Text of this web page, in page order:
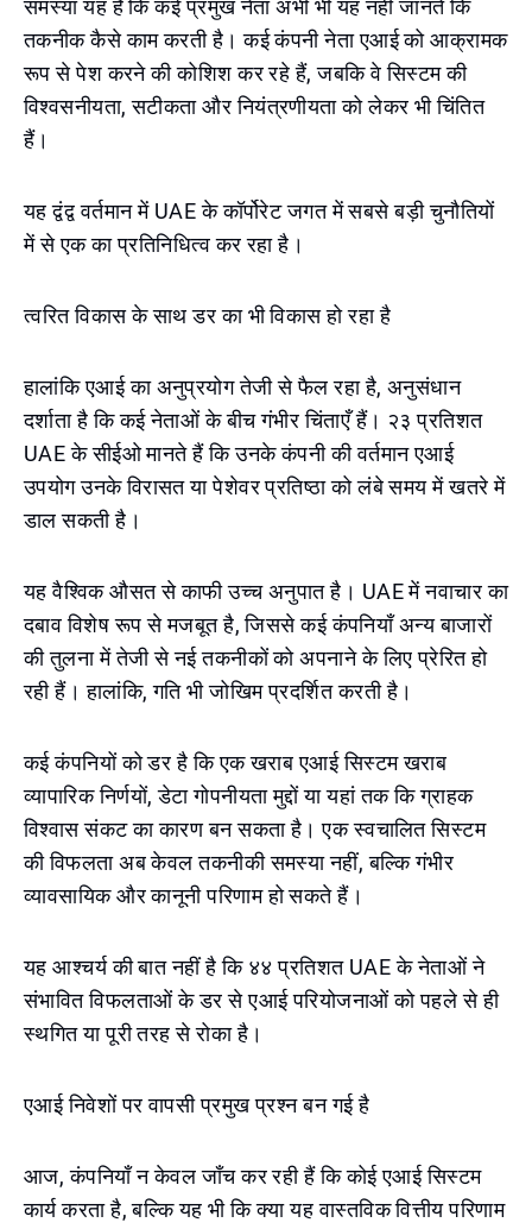
समस्या यह है कि कई प्रमुख नेता अभी भी यह नहीं जानते कि
तकनीक कैसे काम करती है। कई कंपनी नेता एआई को आक्रामक
रूप से पेश करने की कोशिश कर रहे हैं, जबकि वे सिस्टम की
विश्वसनीयता, सटीकता और नियंत्रणीयता को लेकर भी चिंतित
हैं।
यह द्वंद्व वर्तमान में UAE के कॉर्पोरेट जगत में सबसे बड़ी चुनौतियों
में से एक का प्रतिनिधित्व कर रहा है।
त्वरित विकास के साथ डर का भी विकास हो रहा है
हालांकि एआई का अनुप्रयोग तेजी से फैल रहा है, अनुसंधान
दर्शाता है कि कई नेताओं के बीच गंभीर चिंताएँ हैं। २३ प्रतिशत
UAE के सीईओ मानते हैं कि उनके कंपनी की वर्तमान एआई
उपयोग उनके विरासत या पेशेवर प्रतिष्ठा को लंबे समय में खतरे में
डाल सकती है।
यह वैश्विक औसत से काफी उच्च अनुपात है। UAE में नवाचार का
दबाव विशेष रूप से मजबूत है, जिससे कई कंपनियाँ अन्य बाजारों
की तुलना में तेजी से नई तकनीकों को अपनाने के लिए प्रेरित हो
रही हैं। हालांकि, गति भी जोखिम प्रदर्शित करती है।
कई कंपनियों को डर है कि एक खराब एआई सिस्टम खराब
व्यापारिक निर्णयों, डेटा गोपनीयता मुद्दों या यहां तक कि ग्राहक
विश्वास संकट का कारण बन सकता है। एक स्वचालित सिस्टम
की विफलता अब केवल तकनीकी समस्या नहीं, बल्कि गंभीर
व्यावसायिक और कानूनी परिणाम हो सकते हैं।
यह आश्चर्य की बात नहीं है कि ४४ प्रतिशत UAE के नेताओं ने
संभावित विफलताओं के डर से एआई परियोजनाओं को पहले से ही
स्थगित या पूरी तरह से रोका है।
एआई निवेशों पर वापसी प्रमुख प्रश्न बन गई है
आज, कंपनियाँ न केवल जाँच कर रही हैं कि कोई एआई सिस्टम
कार्य करता है, बल्कि यह भी कि क्या यह वास्तविक वित्तीय परिणाम